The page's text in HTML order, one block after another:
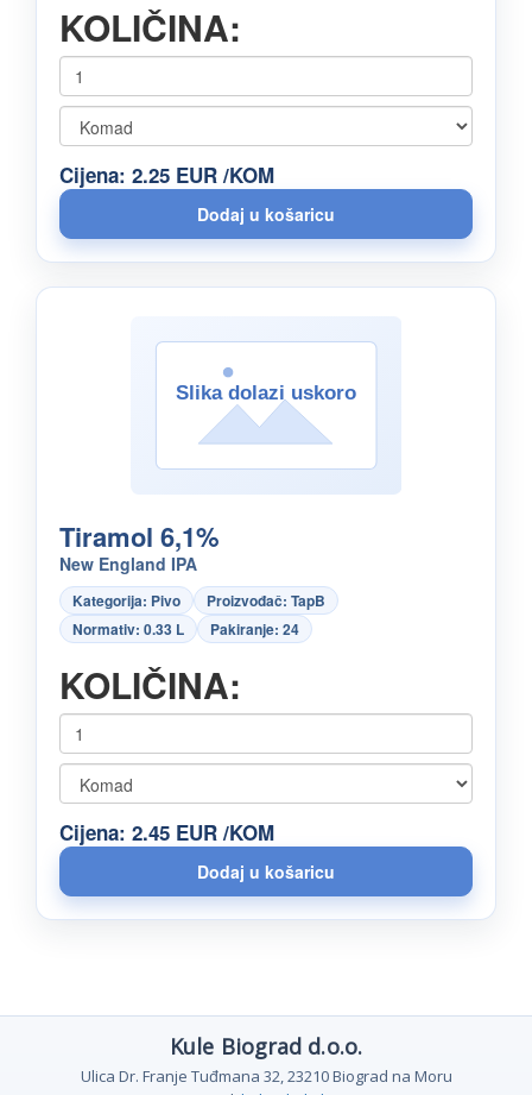
KOLIČINA:
Cijena: 2.25 EUR /KOM
Tiramol 6,1%
New England IPA
Kategorija: Pivo
Proizvođač: TapB
Normativ: 0.33 L
Pakiranje: 24
KOLIČINA:
Cijena: 2.45 EUR /KOM
Kule Biograd d.o.o.
Ulica Dr. Franje Tuđmana 32, 23210 Biograd na Moru